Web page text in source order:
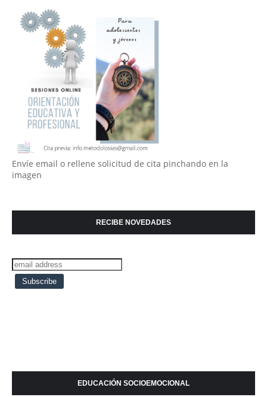
Envíe email o rellene solicitud de cita pinchando en la
imagen
RECIBE NOVEDADES
EDUCACIÓN SOCIOEMOCIONAL